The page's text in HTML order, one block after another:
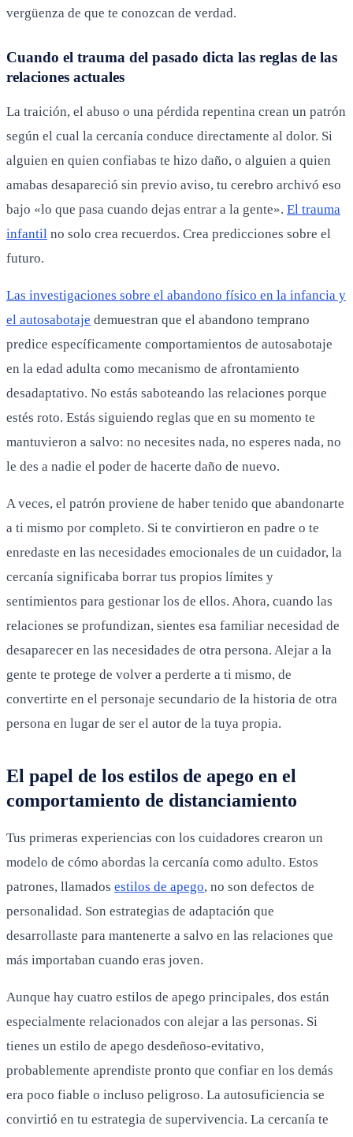
vergüenza de que te conozcan de verdad.
Cuando el trauma del pasado dicta las reglas de las
relaciones actuales
La traición, el abuso o una pérdida repentina crean un patrón
según el cual la cercanía conduce directamente al dolor. Si
alguien en quien confiabas te hizo daño, o alguien a quien
amabas desapareció sin previo aviso, tu cerebro archivó eso
bajo «lo que pasa cuando dejas entrar a la gente». El trauma
infantil no solo crea recuerdos. Crea predicciones sobre el
futuro.
Las investigaciones sobre el abandono físico en la infancia y
el autosabotaje demuestran que el abandono temprano
predice específicamente comportamientos de autosabotaje
en la edad adulta como mecanismo de afrontamiento
desadaptativo. No estás saboteando las relaciones porque
estés roto. Estás siguiendo reglas que en su momento te
mantuvieron a salvo: no necesites nada, no esperes nada, no
le des a nadie el poder de hacerte daño de nuevo.
A veces, el patrón proviene de haber tenido que abandonarte
a ti mismo por completo. Si te convirtieron en padre o te
enredaste en las necesidades emocionales de un cuidador, la
cercanía significaba borrar tus propios límites y
sentimientos para gestionar los de ellos. Ahora, cuando las
relaciones se profundizan, sientes esa familiar necesidad de
desaparecer en las necesidades de otra persona. Alejar a la
gente te protege de volver a perderte a ti mismo, de
convertirte en el personaje secundario de la historia de otra
persona en lugar de ser el autor de la tuya propia.
El papel de los estilos de apego en el
comportamiento de distanciamiento
Tus primeras experiencias con los cuidadores crearon un
modelo de cómo abordas la cercanía como adulto. Estos
patrones, llamados estilos de apego, no son defectos de
personalidad. Son estrategias de adaptación que
desarrollaste para mantenerte a salvo en las relaciones que
más importaban cuando eras joven.
Aunque hay cuatro estilos de apego principales, dos están
especialmente relacionados con alejar a las personas. Si
tienes un estilo de apego desdeñoso-evitativo,
probablemente aprendiste pronto que confiar en los demás
era poco fiable o incluso peligroso. La autosuficiencia se
convirtió en tu estrategia de supervivencia. La cercanía te